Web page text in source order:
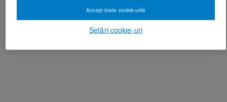
Setări cookie-uri
Accept toate cookie-urile